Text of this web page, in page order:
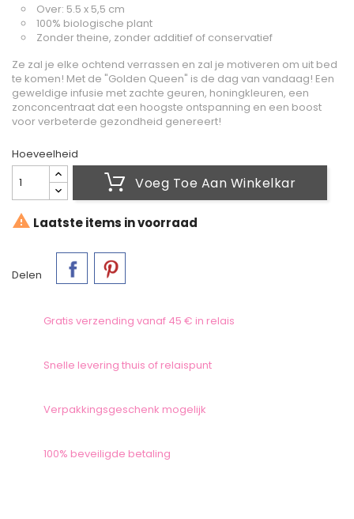
Over: 5.5 x 5,5 cm
100% biologische plant
Zonder theine, zonder additief of conservatief
Ze zal je elke ochtend verrassen en zal je motiveren om uit bed
te komen! Met de "Golden Queen" is de dag van vandaag! Een
geweldige infusie met zachte geuren, honingkleuren, een
zonconcentraat dat een hoogste ontspanning en een boost
voor verbeterde gezondheid genereert!
Hoeveelheid
Voeg Toe Aan Winkelkar
 Laatste items in voorraad
Delen
Gratis verzending vanaf 45 € in relais
Snelle levering thuis of relaispunt
Verpakkingsgeschenk mogelijk
100% beveiligde betaling